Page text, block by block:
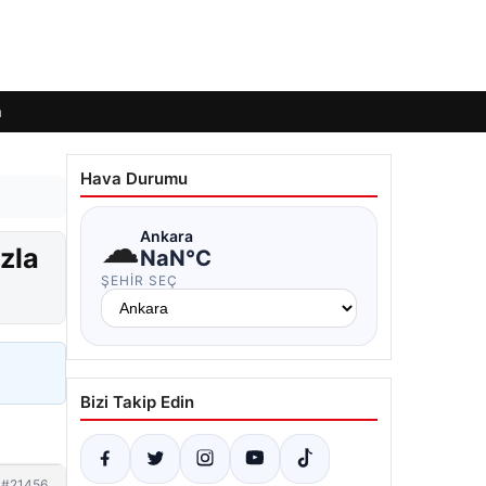
Hava Durumu
☁Ankara
NaN°C
ŞEHIR SEÇ
Bizi Takip Edin